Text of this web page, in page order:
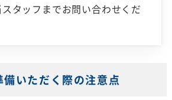
タッフまでお問い合わせくだ
いただく際の注意点